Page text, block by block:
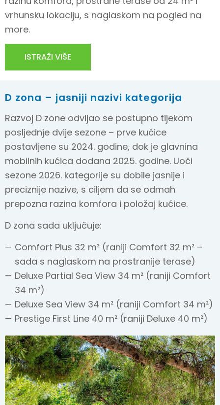
vrhunsku lokaciju, s naglaskom na pogled na
more.
ISTRAŽI VIŠE
D zona – jasniji nazivi kategorija
Razvoj D zone odvijao se postupno tijekom
posljednje dvije sezone – prve kućice
postavljene su 2024. godine, dok je glavnina
mobilnih kućica dodana 2025. godine. Uoči
sezone 2026. kategorije su dobile jasnije i
preciznije nazive, s ciljem da se odmah
prepozna razina komfora i položaj kućice.
D zona sada uključuje:
Comfort Plus 32 m² (raniji Comfort 32 m² –
sada s naglaskom na prostranije terase)
Deluxe Partial Sea View 34 m² (raniji Comfort
34 m²)
Deluxe Sea View 34 m² (raniji Comfort 34 m²)
Prestige First Line 40 m² (raniji Deluxe 40 m²)